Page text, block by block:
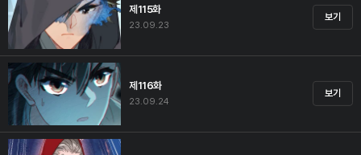
제115화
23.09.23
보기
제116화
23.09.24
보기